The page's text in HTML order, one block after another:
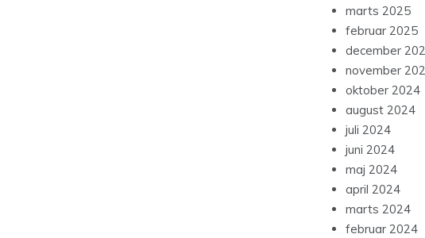
marts 2025
februar 2025
december
november
oktober 2024
august 2024
juli 2024
juni 2024
maj 2024
april 2024
marts 2024
februar 2024